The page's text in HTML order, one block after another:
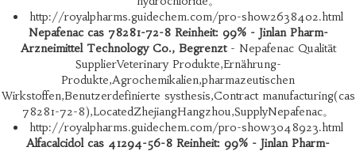
http://royalpharms.guidechem.com/pro-show2638402.html
Nepafenac cas 78281-72-8 Reinheit: 99% - Jinlan Pharm-
Arzneimittel Technology Co., Begrenzt- Nepafenac Qualität
SupplierVeterinary Produkte,Ernährung-
Produkte,Agrochemikalien,pharmazeutischen
Wirkstoffen,Benutzerdefinierte systhesis,Contract manufacturing(cas
78281-72-8),LocatedZhejiangHangzhou,SupplyNepafenac。
http://royalpharms.guidechem.com/pro-show3048923.html
Alfacalcidol cas 41294-56-8 Reinheit: 99% - Jinlan Pharm-